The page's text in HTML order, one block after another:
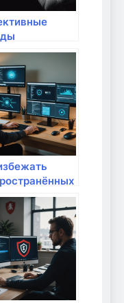
с Wi-Fi
при
сети:
гид для